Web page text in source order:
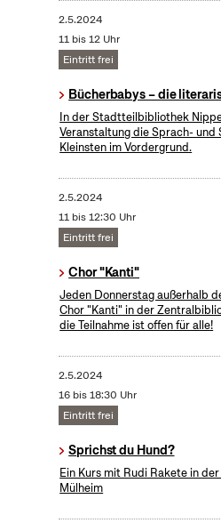
2.5.2024
11 bis 12 Uhr
Eintritt frei
Bücherbabys – die
In der Stadtteilbibliothek
Veranstaltung die Sprach- und
Kleinsten im Vordergrund.
2.5.2024
11 bis 12:30 Uhr
Eintritt frei
Chor "Kanti"
Jeden Donnerstag außerhalb
Chor "Kanti" in der
die Teilnahme ist offen für alle!
2.5.2024
16 bis 18:30 Uhr
Eintritt frei
Sprichst du Hund?
Ein Kurs mit Rudi Rakete in
Mülheim